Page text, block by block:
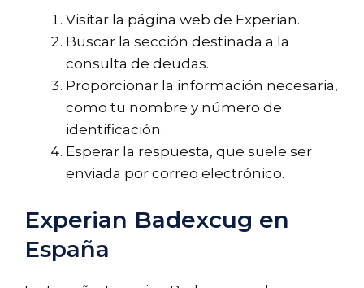
Visitar la página web de Experian.
Buscar la sección destinada a la
consulta de deudas.
Proporcionar la información necesaria,
como tu nombre y número de
identificación.
Esperar la respuesta, que suele ser
enviada por correo electrónico.
Experian Badexcug en
España